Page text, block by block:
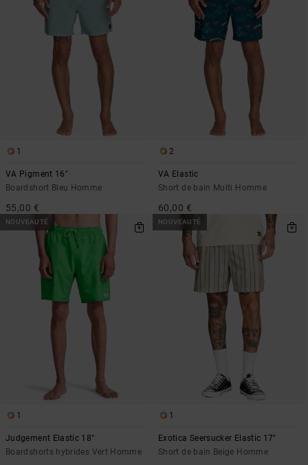
1
VA Pigment 16"
Boardshort Bleu Homme
55,00 €
2
VA Elastic
Short de bain Multi Homme
60,00 €
NOUVEAUTÉ
1
Judgement Elastic 18"
Boardshorts hybrides Vert Homme
NOUVEAUTÉ
1
Exotica Seersucker Elastic 17"
Short de bain Beige Homme